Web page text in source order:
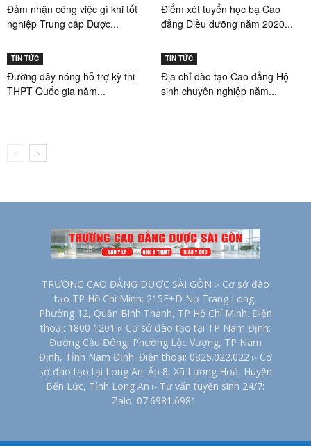
Đảm nhận công việc gì khi tốt
nghiệp Trung cấp Dược...
Điểm xét tuyển học bạ Cao
đẳng Điều dưỡng năm 2020...
TIN TỨC
Đường dây nóng hỗ trợ kỳ thi
THPT Quốc gia năm...
TIN TỨC
Địa chỉ đào tạo Cao đẳng Hộ
sinh chuyên nghiệp năm...
TRƯỜNG CAO ĐẲNG DƯỢC SÀI GÒN ▹ Cơ sở đào
tạo TP Hồ Chí Minh: 215E+D Nơ Trang Long,
Phường 12, Quận Bình Thạnh, TP Hồ Chí Minh. Điện
thoại: 1800 1201 ▹ Cơ sở đào tạo tại TP Nam Định:
Đường Cầu Đông, Phường Lộc Vượng, TP Nam
Định, Tỉnh Nam Định. Điện thoại: 0825.022.022 ▹ Cơ
sở đào tạo tại Long An: Ấp 8, Xã Lương Hoà, Huyện
Bến Lức, Tỉnh Long An ▹ Tư vấn tuyển sinh 24/7:
Zalo: 07.6981.6981